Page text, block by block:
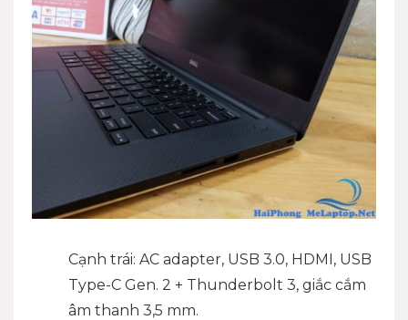
Cạnh trái: AC adapter, USB 3.0, HDMI, USB
Type-C Gen. 2 + Thunderbolt 3, giắc cắm
âm thanh 3,5 mm.